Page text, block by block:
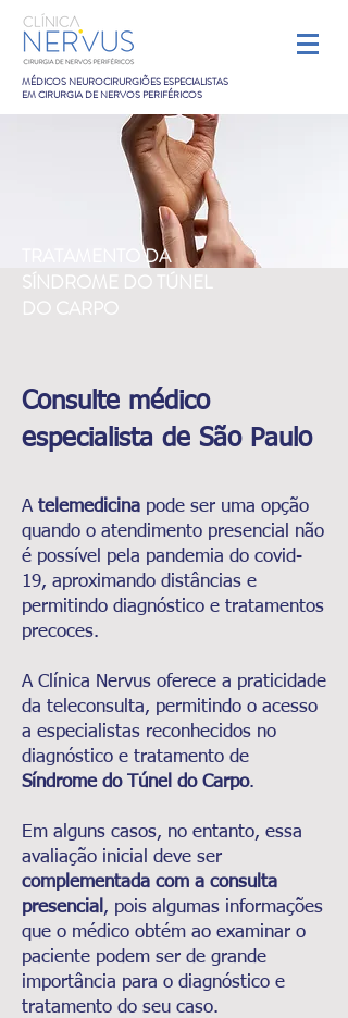
MÉDICOS NEUROCIRURGIÕES ESPECIALISTAS
EM CIRURGIA DE NERVOS PERIFÉRICOS
Consulte médico
especialista de São Paulo
A telemedicina pode ser uma opção
quando o atendimento presencial não
é possível pela pandemia do covid-
19, aproximando distâncias e
permitindo diagnóstico e tratamentos
precoces.
A Clínica Nervus oferece a praticidade
da teleconsulta, permitindo o acesso
a especialistas reconhecidos no
diagnóstico e tratamento de
Síndrome do Túnel do Carpo.
Em alguns casos, no entanto, essa
avaliação inicial deve ser
complementada com a consulta
presencial , pois algumas informações
que o médico obtém ao examinar o
paciente podem ser de grande
importância para o diagnóstico e
tratamento do seu caso.
TRATAMENTO DA
SÍNDROME DO TÚNEL
DO CARPO